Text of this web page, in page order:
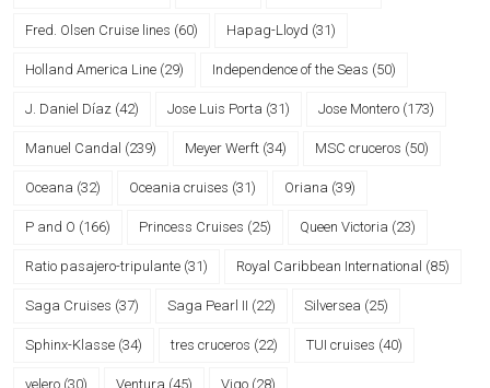
Fred. Olsen Cruise lines (60) Hapag-Lloyd (31)
Holland America Line (29) Independence of the Seas (50)
J. Daniel Díaz (42) Jose Luis Porta (31) Jose Montero (173)
Manuel Candal (239) Meyer Werft (34) MSC cruceros (50)
Oceana (32) Oceania cruises (31) Oriana (39)
P and O (166) Princess Cruises (25) Queen Victoria (23)
Ratio pasajero-tripulante (31) Royal Caribbean International (85)
Saga Cruises (37) Saga Pearl II (22) Silversea (25)
Sphinx-Klasse (34) tres cruceros (22) TUI cruises (40)
velero (30) Ventura (45) Vigo (28)